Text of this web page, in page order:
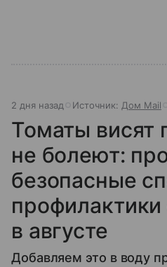
2 дня назад Источник: Дом Mail
Томаты висят
не болеют:
безопасные
в августе
Добавляем это в воду